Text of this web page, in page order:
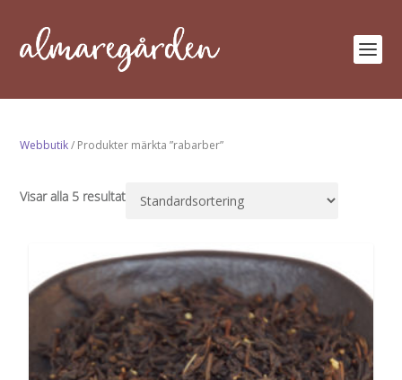
Webbutik/ Produkter märkta ”rabarber”
Visar alla 5 resultat